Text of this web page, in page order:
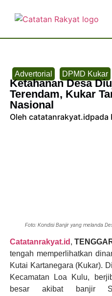
Advertorial DPMD Kukar
Ketahanan Desa
Terendam, Kukar
Nasional
Oleh catatanrakyat.idpada
Foto: Kondisi Banjir yang melanda
Catatanrakyat.id ,
tengah memperlihatkan
Kutai Kartanegara (Kukar).
Kecamatan Loa Kulu,
besar akibat banjir